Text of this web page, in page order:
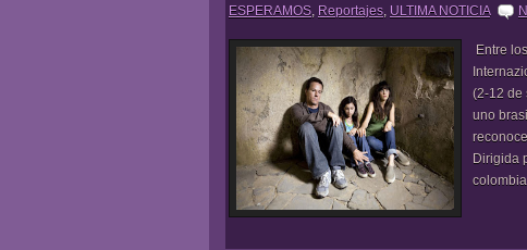
ESPERAMOS, Reportajes, ULTIMA NOTICIA
Entre
(2-12 de
uno
Dirigida